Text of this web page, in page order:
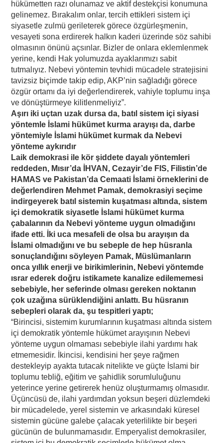
hükümetten razı olunamaz ve aktif destekçisi konumuna
gelinemez. Bırakalım onlar, tercih ettikleri sistem içi
siyasetle zulmü gerileterek görece özgürleşmenin,
vesayeti sona erdirerek halkın kaderi üzerinde söz sahibi
olmasının önünü açsınlar. Bizler de onlara eklemlenmek
yerine, kendi Hak yolumuzda ayaklarımızı sabit
tutmalıyız. Nebevi yöntemin tevhidi mücadele stratejisini
tavizsiz biçimde takip edip, AKP’nin sağladığı görece
özgür ortamı da iyi değerlendirerek, vahiyle toplumu inşa
ve dönüştürmeye kilitlenmeliyiz”.
Aşırı iki uçtan uzak dursa da, batıl sistem içi siyasi
yöntemle İslami hükümet kurma arayışı da, darbe
yöntemiyle İslami hükümet kurmak da Nebevi
yönteme aykırıdır
Laik demokrasi ile kör şiddete dayalı yöntemleri
reddeden, Mısır’da İHVAN, Cezayir’de FIS, Filistin’de
HAMAS ve Pakistan’da Cemaati İslami örneklerini de
değerlendiren Mehmet Pamak, demokrasiyi seçime
indirgeyerek batıl sistemin kuşatması altında, sistem
içi demokratik siyasetle İslami hükümet kurma
çabalarının da Nebevi yönteme uygun olmadığını
ifade etti. İki uca mesafeli de olsa bu arayışın da
İslami olmadığını ve bu sebeple de hep hüsranla
sonuçlandığını söyleyen Pamak, Müslümanların
onca yıllık enerji ve birikimlerinin, Nebevi yöntemde
ısrar ederek doğru istikamete kanalize edilememesi
sebebiyle, her seferinde olması gereken noktanın
çok uzağına sürüklendiğini anlattı. Bu hüsranın
sebepleri olarak da, şu tespitleri yaptı;
“Birincisi, sistemim kurumlarının kuşatması altında sistem
içi demokratik yöntemle hükümet arayışının Nebevi
yönteme uygun olmaması sebebiyle ilahi yardımı hak
etmemesidir. İkincisi, kendisini her şeye rağmen
destekleyip ayakta tutacak nitelikte ve güçte İslami bir
toplumu tebliğ, eğitim ve şahidlik sorumluluğunu
yeterince yerine getirerek henüz oluşturmamış olmasıdır.
Üçüncüsü de, ilahi yardımdan yoksun beşeri düzlemdeki
bir mücadelede, yerel sistemin ve arkasındaki küresel
sistemin gücüne galebe çalacak yeterlilikte bir beşeri
gücünün de bulunmamasıdır. Emperyalist demokrasiler,